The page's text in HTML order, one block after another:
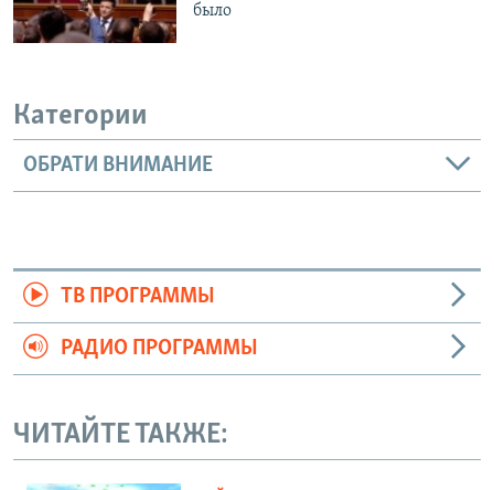
было
Категории
ОБРАТИ ВНИМАНИЕ
ТВ ПРОГРАММЫ
РАДИО ПРОГРАММЫ
ЧИТАЙТЕ ТАКЖЕ: